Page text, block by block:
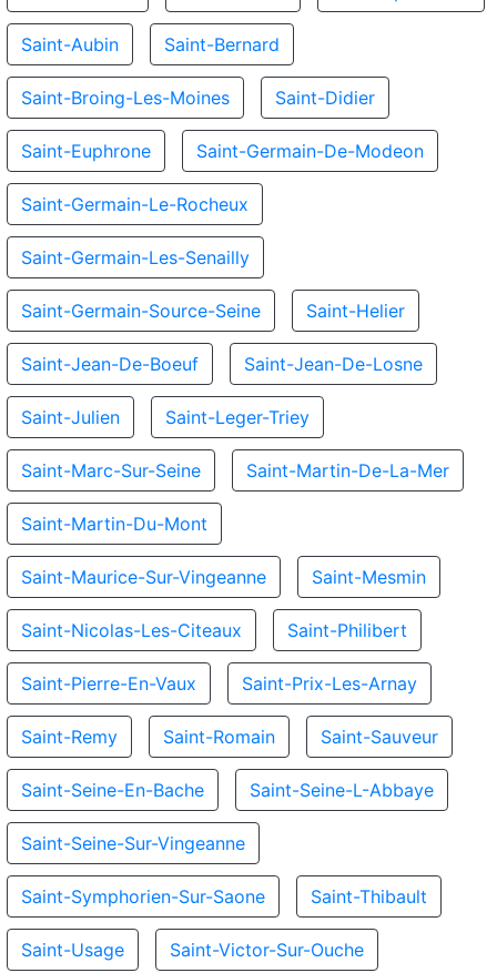
Saint-Aubin Saint-Bernard
Saint-Broing-Les-Moines Saint-Didier
Saint-Euphrone Saint-Germain-De-Modeon
Saint-Germain-Le-Rocheux
Saint-Germain-Les-Senailly
Saint-Germain-Source-Seine Saint-Helier
Saint-Jean-De-Boeuf Saint-Jean-De-Losne
Saint-Julien Saint-Leger-Triey
Saint-Marc-Sur-Seine Saint-Martin-De-La-Mer
Saint-Martin-Du-Mont
Saint-Maurice-Sur-Vingeanne Saint-Mesmin
Saint-Nicolas-Les-Citeaux Saint-Philibert
Saint-Pierre-En-Vaux Saint-Prix-Les-Arnay
Saint-Remy Saint-Romain Saint-Sauveur
Saint-Seine-En-Bache Saint-Seine-L-Abbaye
Saint-Seine-Sur-Vingeanne
Saint-Symphorien-Sur-Saone Saint-Thibault
Saint-Usage Saint-Victor-Sur-Ouche